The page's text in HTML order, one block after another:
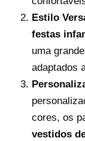
Estilo
festas
uma
adaptados
cores, os
vestidos